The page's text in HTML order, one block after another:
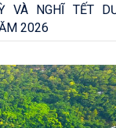
VÀ NGHĨ TẾT
2026